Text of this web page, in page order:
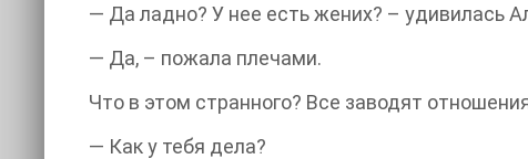
— Да ладно? У нее есть жених? – удивилась
— Да, – пожала плечами.
Что в этом странного? Все заводят
— Как у тебя дела?